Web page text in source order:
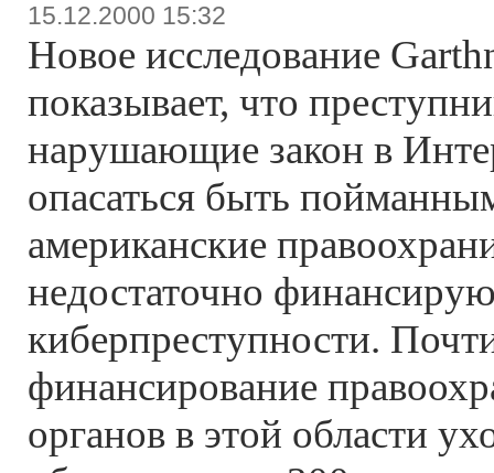
15.12.2000 15:32
Новое исследование
показывает, что
нарушающие закон в
опасаться быть
американские
недостаточно
киберпреступности.
финансирование
органов в этой области